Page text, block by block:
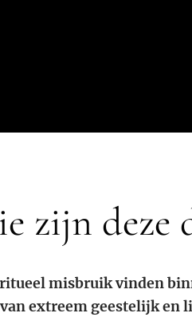
zijn deze
misbruik vinden
extreem geestelijk en